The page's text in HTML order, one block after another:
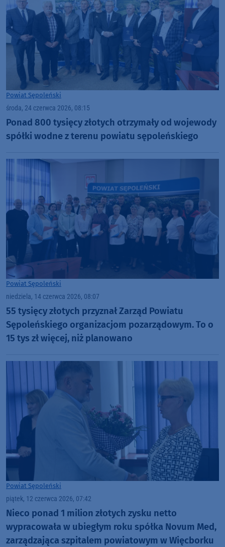
Powiat Sępoleński
środa, 24 czerwca 2026, 08:15
Ponad 800 tysięcy złotych otrzymały od wojewody
spółki wodne z terenu powiatu sępoleńskiego
Powiat Sępoleński
niedziela, 14 czerwca 2026, 08:07
55 tysięcy złotych przyznał Zarząd Powiatu
Sępoleńskiego organizacjom pozarządowym. To o
15 tys zł więcej, niż planowano
Powiat Sępoleński
piątek, 12 czerwca 2026, 07:42
Nieco ponad 1 milion złotych zysku netto
wypracowała w ubiegłym roku spółka Novum Med,
zarządzająca szpitalem powiatowym w Więcborku